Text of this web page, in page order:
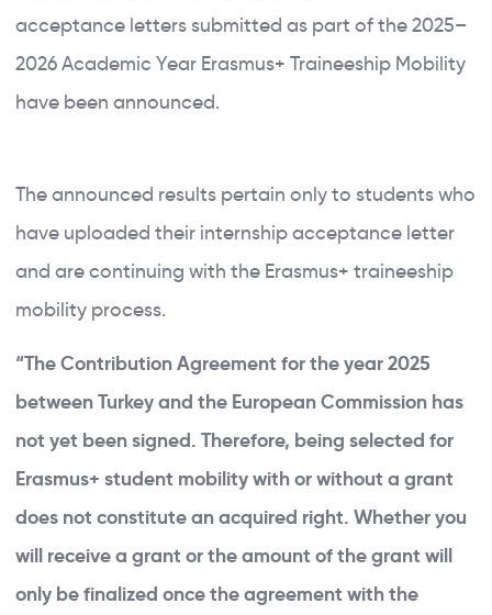
acceptance letters submitted as part of the 2025–
2026 Academic Year Erasmus+ Traineeship Mobility
have been announced.
The announced results pertain only to students who
have uploaded their internship acceptance letter
and are continuing with the Erasmus+ traineeship
mobility process.
“The Contribution Agreement for the year 2025
between Turkey and the European Commission has
not yet been signed. Therefore, being selected for
Erasmus+ student mobility with or without a grant
does not constitute an acquired right. Whether you
will receive a grant or the amount of the grant will
only be finalized once the agreement with the